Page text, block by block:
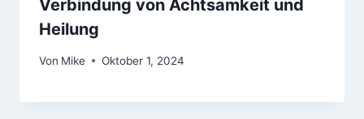
Verbindung von Achtsamkeit und
Heilung
Von Mike Oktober 1, 2024